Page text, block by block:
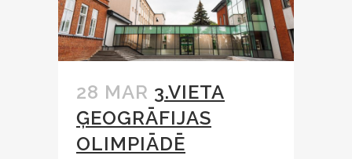
28 MAR 3.VIETA
ĢEOGRĀFIJAS
OLIMPIĀDĒ